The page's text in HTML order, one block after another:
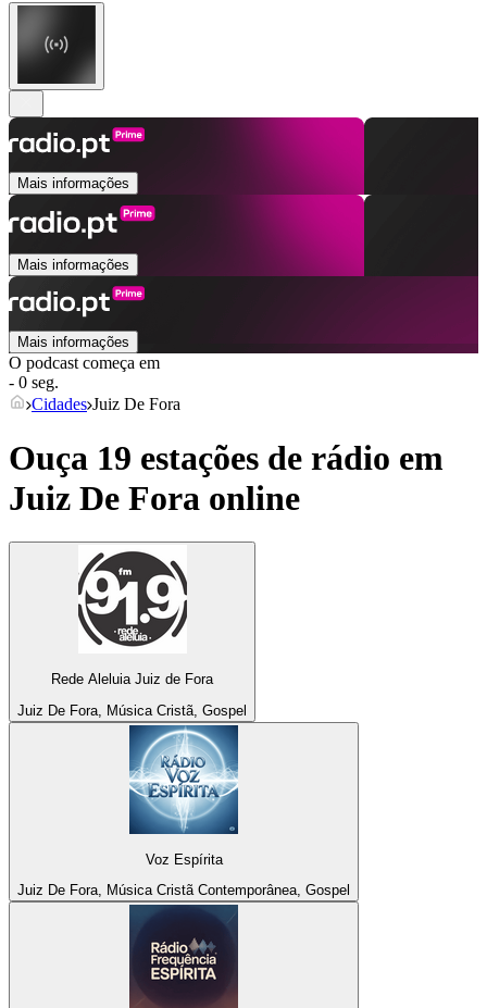
Mais informações
Mais informações
Mais informações
O podcast começa em
- 0 seg.
Cidades Juiz De Fora
Ouça 19 estações de rádio em
Juiz De Fora online
Rede Aleluia Juiz de Fora
Juiz De Fora, Música Cristã, Gospel
Voz Espírita
Juiz De Fora, Música Cristã Contemporânea, Gospel